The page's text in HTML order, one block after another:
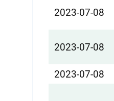
2023-07-08
2023-07-08
2023-07-08